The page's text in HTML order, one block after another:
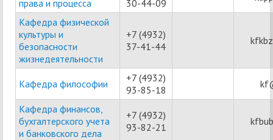
права и процесса
30-44-09
Кафедра физической
культуры и
безопасности
жизнедеятельности
+7 (4932)
37-41-44
Кафедра философии
+7 (4932)
93-85-18
Кафедра финансов,
бухгалтерского учета
и банковского дела
+7 (4932)
93-82-21